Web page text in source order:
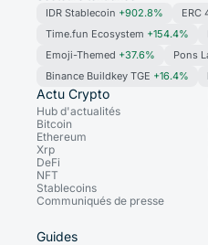
IDR Stablecoin +902.8% ERC
Time.fun Ecosystem +154.4%
Emoji-Themed +37.6% Pons
Binance Buildkey TGE +16.4%
Actu Crypto
Hub d'actualités
Bitcoin
Ethereum
Xrp
DeFi
NFT
Stablecoins
Communiqués de presse
Guides